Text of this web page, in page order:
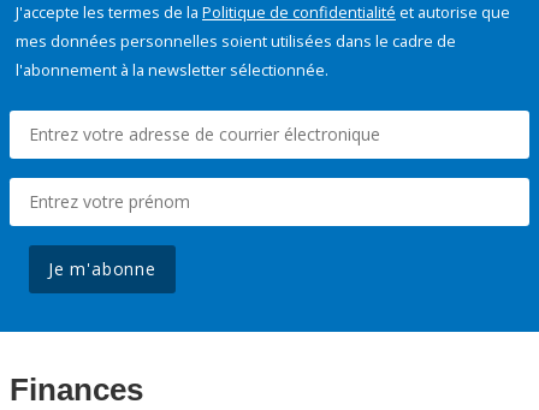
J'accepte les termes de la Politique de confidentialité et autorise que
mes données personnelles soient utilisées dans le cadre de
l'abonnement à la newsletter sélectionnée.
Je m'abonne
Finances